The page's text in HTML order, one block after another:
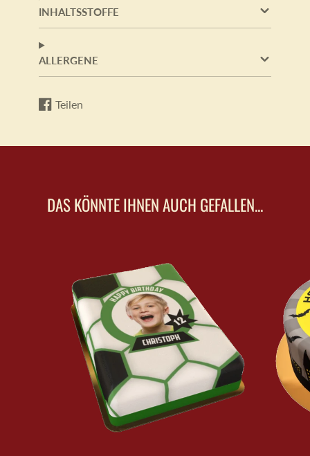
INHALTSSTOFFE
ALLERGENE
Teilen
Auf
teilen
Wird
einem
DAS KÖNNTE IHNEN AUCH GEFALLEN...